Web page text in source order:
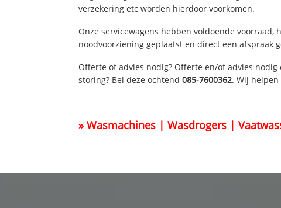
verzekering etc worden hierdoor voorkomen.
Onze servicewagens hebben voldoende
noodvoorziening geplaatst en direct een afspraak
Offerte of advies nodig? Offerte en/of advies
storing? Bel deze ochtend085-7600362. Wij
» Wasmachines | Wasdrogers |